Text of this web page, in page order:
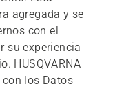
agregada y se
con el
su experiencia
HUSQVARNA
los Datos